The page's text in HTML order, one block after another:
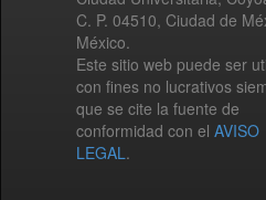
C. P. 04510, Ciudad de
México.
Este sitio web puede ser
con fines no lucrativos
que se cite la fuente de
conformidad con el AVISO
LEGAL.